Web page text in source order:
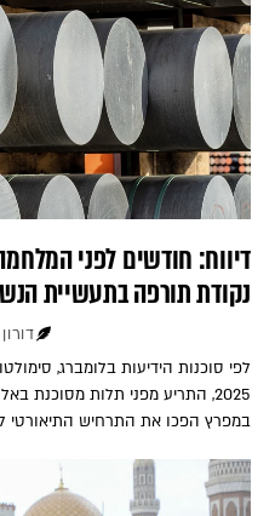
דיווח: חודשים לפני
נקודת תורפה בתעשיית
לפי סוכנות הידיעות בלומברג,
2025, התריע מפני תלות מסוכנת
במפרץ הפכו את התרחיש